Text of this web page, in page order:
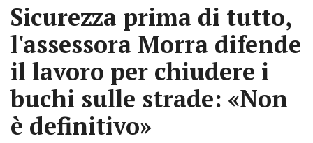
Sicurezza prima di tutto,
l'assessora Morra difende
il lavoro per chiudere i
buchi sulle strade: «Non
è definitivo»